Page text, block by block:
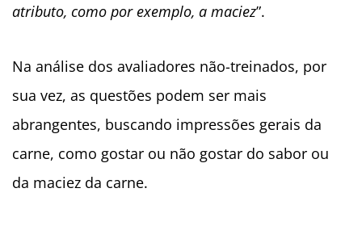
atributo, como por exemplo, a maciez”.
Na análise dos avaliadores não-treinados, por
sua vez, as questões podem ser mais
abrangentes, buscando impressões gerais da
carne, como gostar ou não gostar do sabor ou
da maciez da carne.